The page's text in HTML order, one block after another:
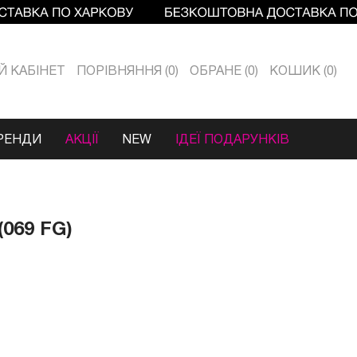
КАБIНЕТ ПОРІВНЯННЯ 0 ОБРАНЕ 0 КОШИК 0
АКЦІЇ NEW ІДЕЇ ПОДАРУНКІВ
FG)